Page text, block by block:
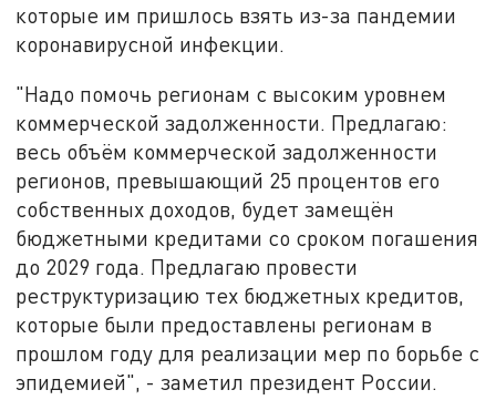
которые им пришлось взять из-за пандемии
коронавирусной инфекции.
"Надо помочь регионам с высоким уровнем
коммерческой задолженности. Предлагаю:
весь объём коммерческой задолженности
регионов, превышающий 25 процентов его
собственных доходов, будет замещён
бюджетными кредитами со сроком погашения
до 2029 года. Предлагаю провести
реструктуризацию тех бюджетных кредитов,
которые были предоставлены регионам в
прошлом году для реализации мер по борьбе с
эпидемией", - заметил президент России.